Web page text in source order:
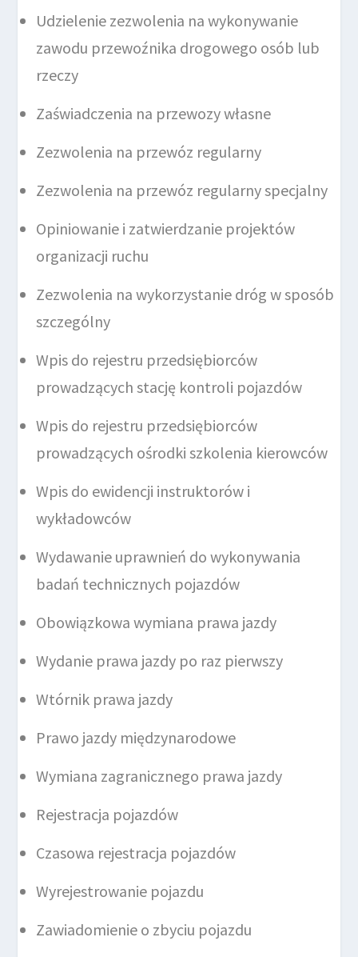
Udzielenie zezwolenia na wykonywanie
zawodu przewoźnika drogowego osób lub
rzeczy
Zaświadczenia na przewozy własne
Zezwolenia na przewóz regularny
Zezwolenia na przewóz regularny specjalny
Opiniowanie i zatwierdzanie projektów
organizacji ruchu
Zezwolenia na wykorzystanie dróg w sposób
szczególny
Wpis do rejestru przedsiębiorców
prowadzących stację kontroli pojazdów
Wpis do rejestru przedsiębiorców
prowadzących ośrodki szkolenia kierowców
Wpis do ewidencji instruktorów i
wykładowców
Wydawanie uprawnień do wykonywania
badań technicznych pojazdów
Obowiązkowa wymiana prawa jazdy
Wydanie prawa jazdy po raz pierwszy
Wtórnik prawa jazdy
Prawo jazdy międzynarodowe
Wymiana zagranicznego prawa jazdy
Rejestracja pojazdów
Czasowa rejestracja pojazdów
Wyrejestrowanie pojazdu
Zawiadomienie o zbyciu pojazdu